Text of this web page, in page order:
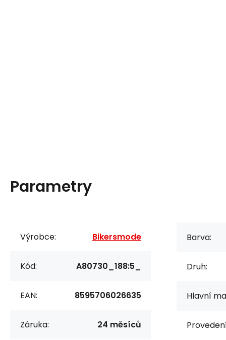
Parametry
Výrobce: Bikersmode
Kód: A80730_188:5_
EAN: 8595706026635
Záruka: 24 měsíců
Barva:
Druh:
Hlavní